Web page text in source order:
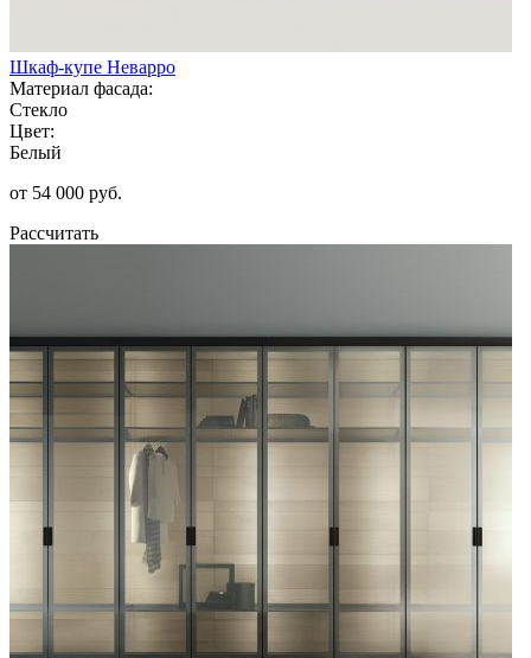
Шкаф-купе Неварро
Материал фасада:
Стекло
Цвет:
Белый
от 54 000 руб.
Рассчитать